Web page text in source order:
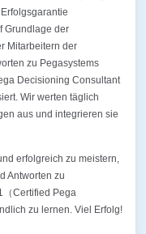
Grundlage der
Mitarbeitern der
zu Pegasystems
Decisioning Consultant
Wir werten täglich
aus und integrieren sie
erfolgreich zu meistern,
Antworten zu
（Certified Pega
zu lernen. Viel Erfolg!